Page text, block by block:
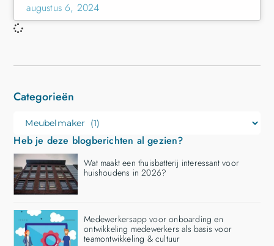
Categorieën
Heb je deze blogberichten al gezien?
Wat maakt een thuisbatterij interessant voor
huishoudens in 2026?
Medewerkersapp voor onboarding en
ontwikkeling medewerkers als basis voor
teamontwikkeling & cultuur
augustus 6, 2024